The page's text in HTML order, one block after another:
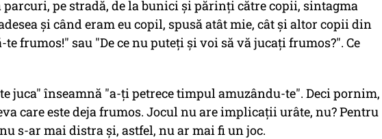
parcuri, pe stradă, de la bunici şi părinţi către copii, sintagma
şi când eram eu copil, spusă atât mie, cât şi altor copii din
frumos!" sau "De ce nu puteţi şi voi să vă jucaţi frumos?". Ce
juca" înseamnă "a-ţi petrece timpul amuzându-te". Deci pornim,
care este deja frumos. Jocul nu are implicaţii urâte, nu? Pentru
s-ar mai distra şi, astfel, nu ar mai fi un joc.